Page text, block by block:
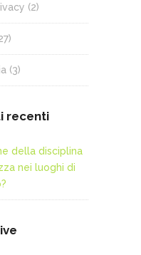
(2)
(3)
recenti
della disciplina
nei luoghi di